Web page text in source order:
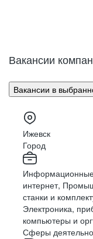
Вакансии
Вакансии в
Ижевск
Город
Информационные
интернет,
станки и
Электроника,
компьютеры и
Сферы